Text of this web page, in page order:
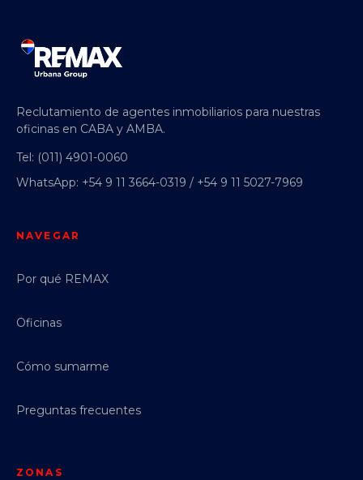
Reclutamiento de agentes inmobiliarios para nuestras
oficinas en CABA y AMBA.
Tel: (011) 4901-0060
WhatsApp: +54 9 11 3664-0319 / +54 9 11 5027-7969
NAVEGAR
Por qué REMAX
Oficinas
Cómo sumarme
Preguntas frecuentes
ZONAS